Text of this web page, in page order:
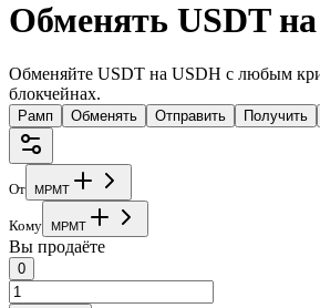
Обменять USDT
Обменяйте USDT на USDH с любым
блокчейнах.
Рамп Обменять Отправить Получить
От MPMT
Кому MPMT
Вы продаёте
0